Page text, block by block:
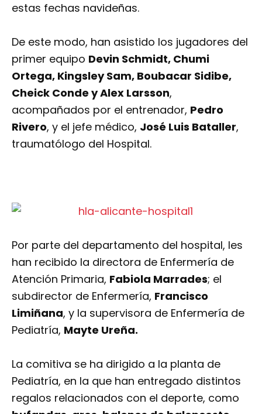
estas fechas navideñas.
De este modo, han asistido los jugadores del
primer equipo Devin Schmidt, Chumi
Ortega, Kingsley Sam, Boubacar Sidibe,
Cheick Conde y Alex Larsson,
acompañados por el entrenador, Pedro
Rivero, y el jefe médico, José Luis Bataller,
traumatólogo del Hospital.
Por parte del departamento del hospital, les
han recibido la directora de Enfermería de
Atención Primaria, Fabiola Marrades; el
subdirector de Enfermería, Francisco
Limiñana, y la supervisora de Enfermería de
Pediatría, Mayte Ureña.
La comitiva se ha dirigido a la planta de
Pediatría, en la que han entregado distintos
regalos relacionados con el deporte, como